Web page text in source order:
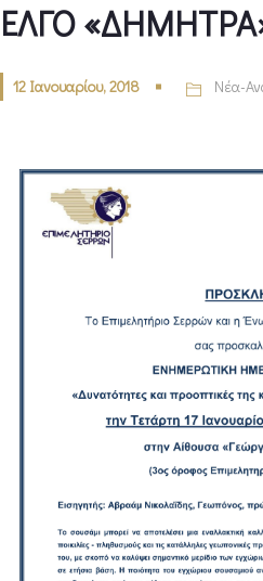
ΕΛΓΟ
12 Ιανουαρίου, 2018 Νέα-